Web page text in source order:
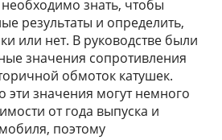
знать, чтобы
результаты и определить,
или нет. В руководстве были
значения сопротивления
обмоток катушек.
эти значения могут немного
от года выпуска и
поэтому